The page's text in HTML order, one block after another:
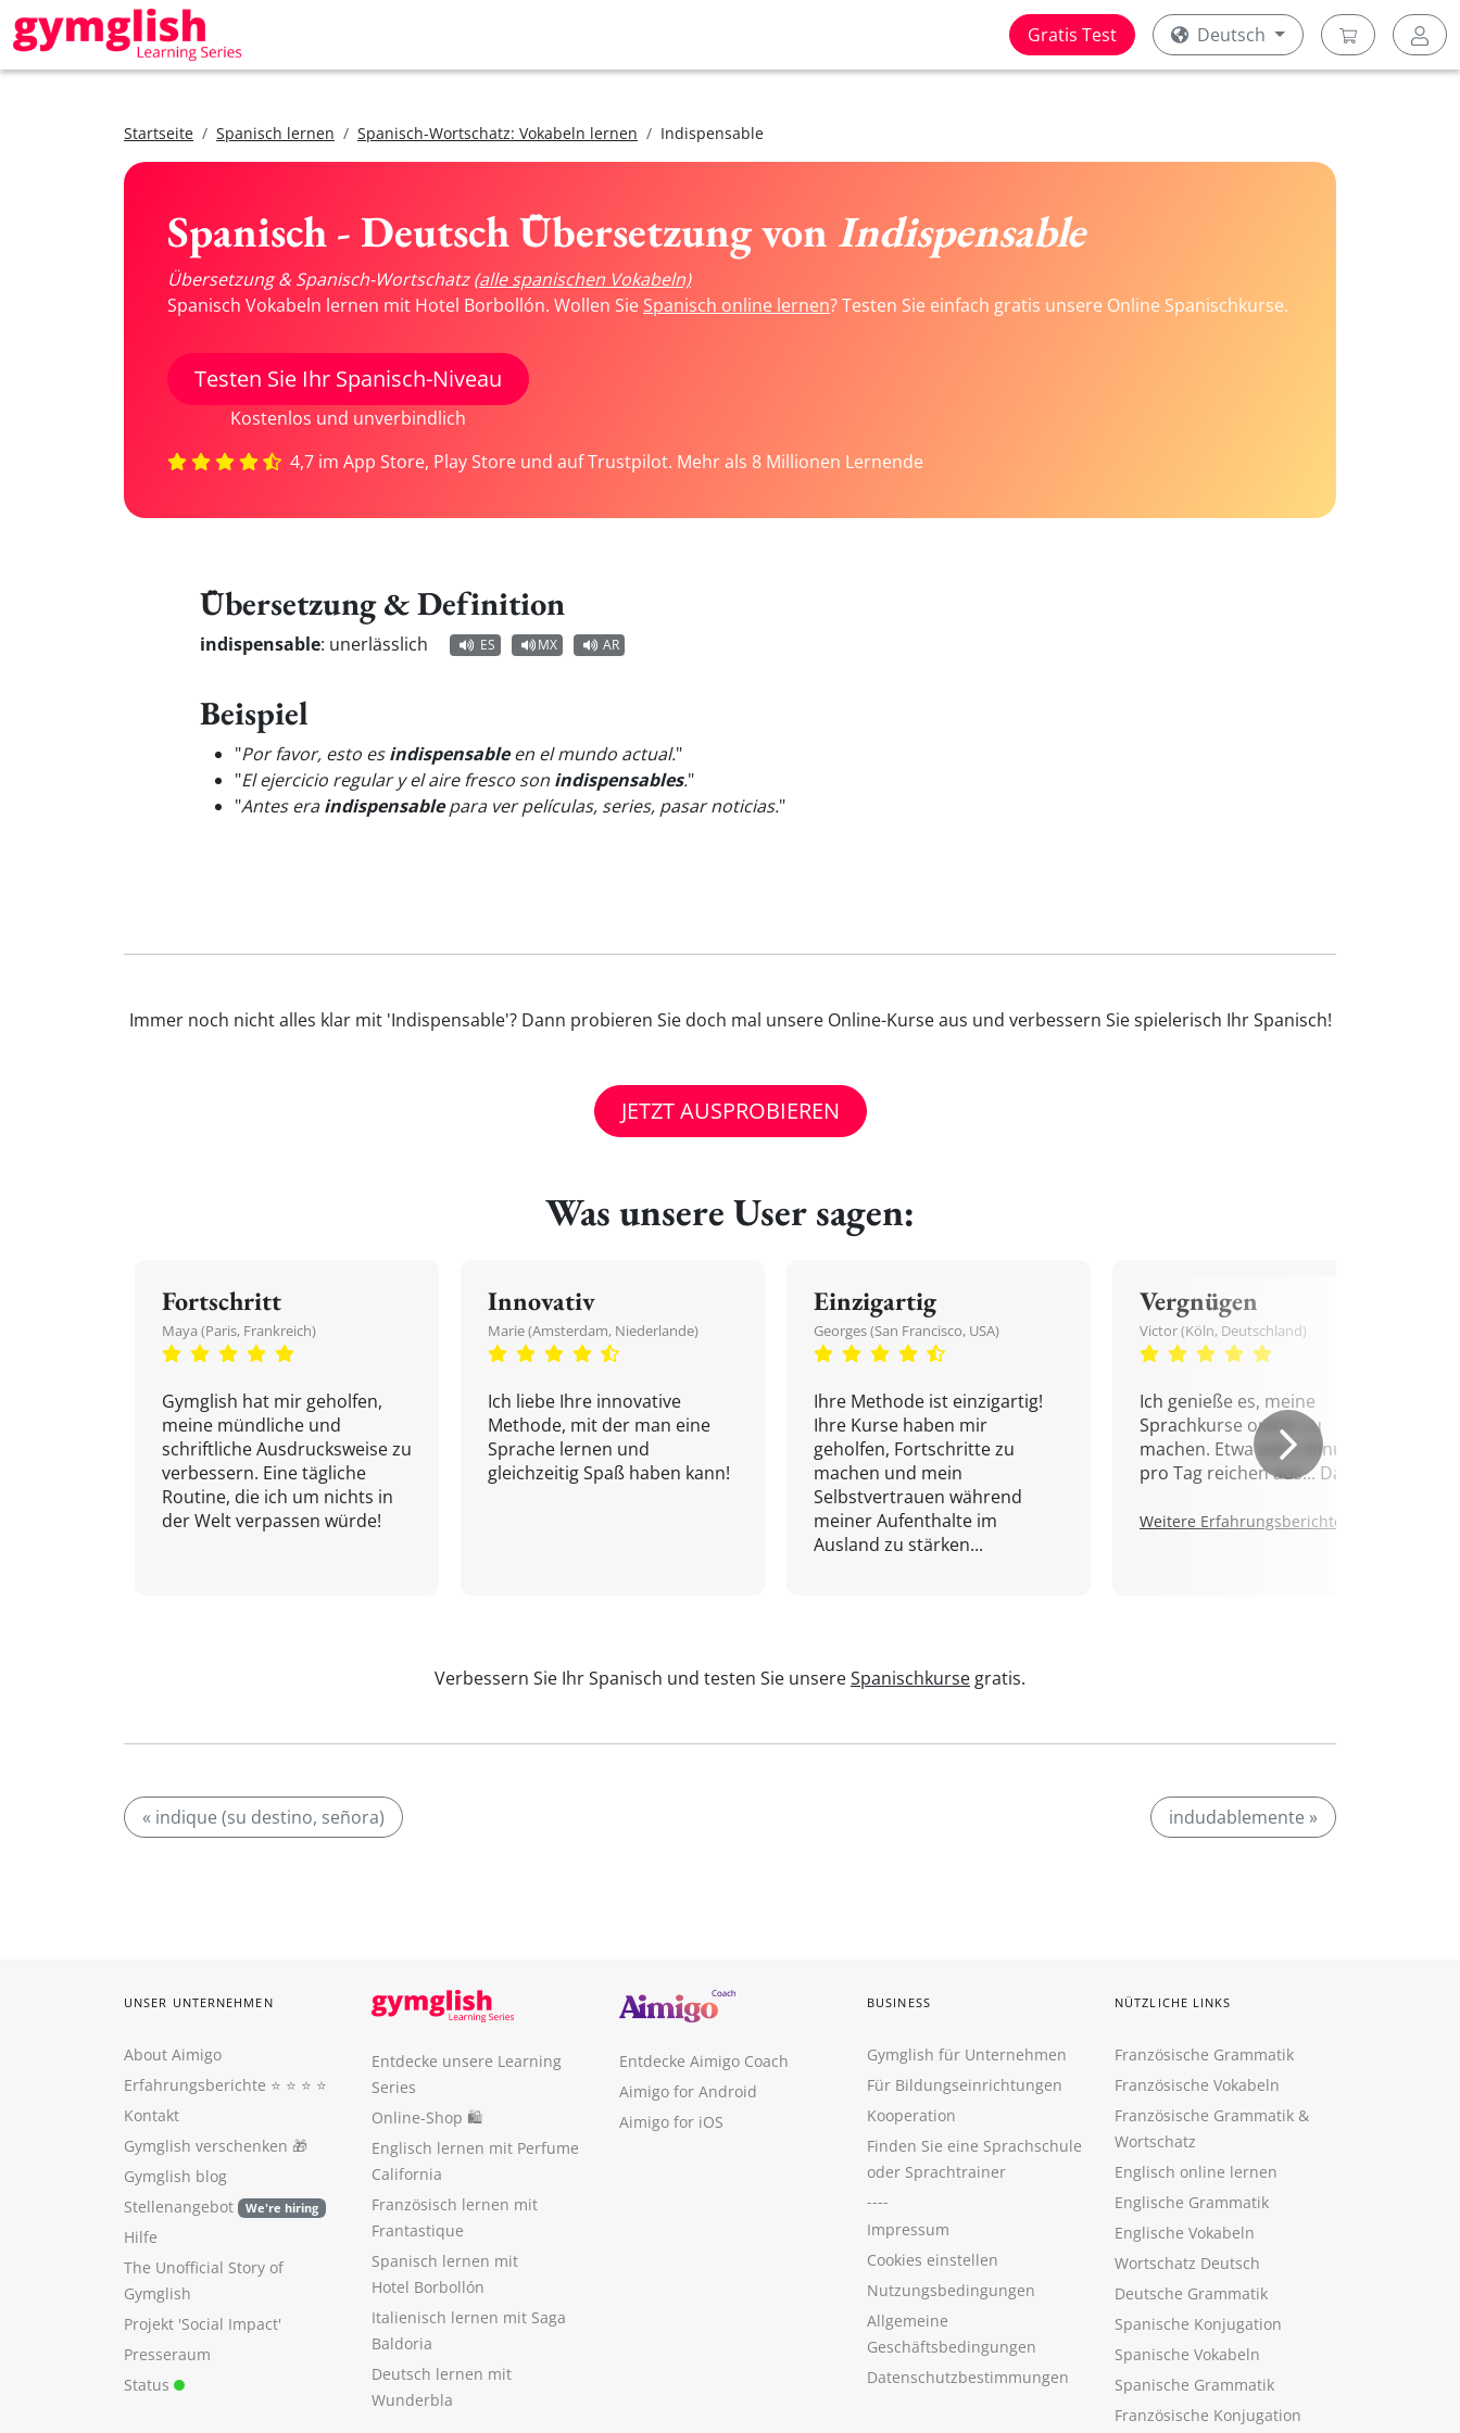
Gratis Test Deutsch
Startseite Spanisch lernen Spanisch-Wortschatz: Vokabeln lernen Indispensable
Spanisch - Deutsch Übersetzung von Indispensable
Übersetzung & Spanisch-Wortschatz(alle spanischen Vokabeln)
Spanisch Vokabeln lernen mit Hotel Borbollón. Wollen Sie Spanisch online lernen? Testen Sie einfach gratis unsere Online Spanischkurse.
Testen Sie Ihr Spanisch-Niveau
Kostenlos und unverbindlich
4,7 im App Store, Play Store und auf Trustpilot. Mehr als 8 Millionen Lernende
Übersetzung & Definition
indispensable: unerlässlich ES MX AR
Beispiel
"Por favor, esto esindispensableen el mundo actual."
"El ejercicio regular y el aire fresco son indispensables."
"Antes eraindispensablepara ver películas, series, pasar noticias."
Immer noch nicht alles klar mit 'Indispensable'? Dann probieren Sie doch mal unsere Online-Kurse aus und verbessern Sie spielerisch Ihr Spanisch!
JETZT AUSPROBIEREN
Was unsere User sagen:
Fortschritt
Maya (Paris, Frankreich)
Gymglish hat mir geholfen,
meine mündliche und
schriftliche Ausdrucksweise zu
verbessern. Eine tägliche
Routine, die ich um nichts in
der Welt verpassen würde!
Innovativ
Marie (Amsterdam, Niederlande)
Ich liebe Ihre innovative
Methode, mit der man eine
Sprache lernen und
gleichzeitig Spaß haben kann!
Einzigartig
Georges (San Francisco, USA)
Ihre Methode ist einzigartig!
Ihre Kurse haben mir
geholfen, Fortschritte zu
machen und mein
Selbstvertrauen während
meiner Aufenthalte im
Ausland zu stärken...
Vergnügen
Victor (Köln, Deutschland)
Ich genieße es, meine
Sprachkurse online zu
machen. Etwa zehn Minuten
pro Tag reichen aus... Danke!
Weitere Erfahrungsberichte.
Verbessern Sie Ihr Spanisch und testen Sie unsereSpanischkurse gratis.
« indique (su destino, señora) indudablemente »
UNSER UNTERNEHMEN
About Aimigo
Erfahrungsberichte ⭐️ ⭐️ ⭐️ ⭐️
Kontakt
Gymglish verschenken 🎁
Gymglish blog
Stellenangebot
We're hiring
Hilfe
The Unofficial Story of
Gymglish
Projekt 'Social Impact'
Presseraum
Status
Entdecke unsere Learning
Series
Online-Shop 🛍
Englisch lernen mit Perfume
California
Französisch lernen mit
Frantastique
Spanisch lernen mit
Hotel Borbollón
Italienisch lernen mit Saga
Baldoria
Deutsch lernen mit
Wunderbla
Entdecke Aimigo Coach
Aimigo for Android
Aimigo for iOS
BUSINESS
Gymglish für Unternehmen
Für Bildungseinrichtungen
Kooperation
Finden Sie eine Sprachschule
oder Sprachtrainer
----
Impressum
Cookies einstellen
Nutzungsbedingungen
Allgemeine
Geschäftsbedingungen
Datenschutzbestimmungen
NÜTZLICHE LINKS
Französische Grammatik
Französische Vokabeln
Französische Grammatik &
Wortschatz
Englisch online lernen
Englische Grammatik
Englische Vokabeln
Wortschatz Deutsch
Deutsche Grammatik
Spanische Konjugation
Spanische Vokabeln
Spanische Grammatik
Französische Konjugation